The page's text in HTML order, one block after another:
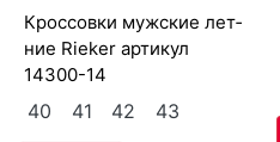
крос­совки мужс­кие лет­
ние Ri­eker артикул
14300-14
40 41 42 43